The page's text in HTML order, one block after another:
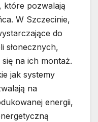
które pozwalają
W Szczecinie,
do
słonecznych,
na ich montaż.
jak systemy
na
energii,